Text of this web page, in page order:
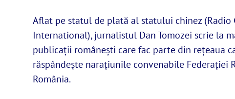
Aflat pe statul de plată al statului chinez (Radio
International), jurnalistul Dan Tomozei scrie la
publicații românești care fac parte din rețeaua
răspândește narațiunile convenabile Federației
România.